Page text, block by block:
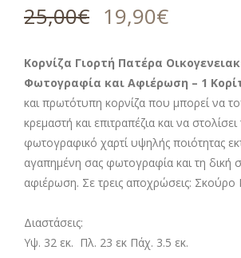
25,00€ 19,90€
Κορνίζα Γιορτή Πατέρα
Φωτογραφία και Αφιέρωση – 1
και πρωτότυπη κορνίζα που μπορεί να
κρεμαστή και επιτραπέζια και να
φωτογραφικό χαρτί υψηλής ποιότητας
αγαπημένη σας φωτογραφία και τη δική
αφιέρωση. Σε τρεις αποχρώσεις:
Διαστάσεις:
Υψ. 32 εκ. Πλ. 23 εκ Πάχ. 3.5 εκ.